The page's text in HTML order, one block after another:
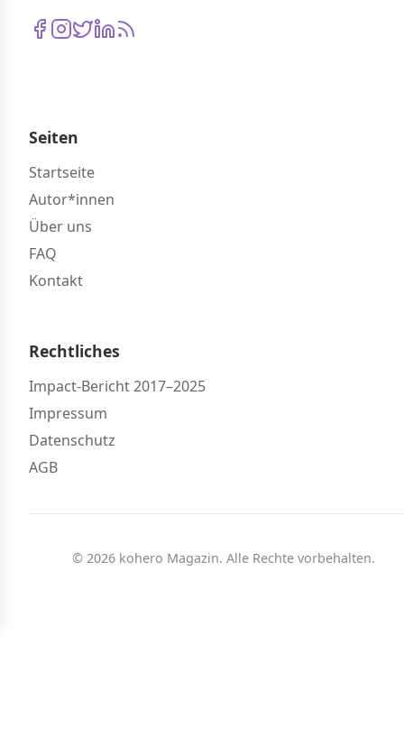
Seiten
Startseite
Autor*innen
Über uns
FAQ
Kontakt
Rechtliches
Impact-Bericht 2017–2025
Impressum
Datenschutz
AGB
© 2026 kohero Magazin. Alle Rechte vorbehalten.